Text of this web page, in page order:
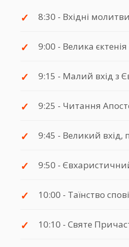
8:30 - Вхідні молитви
9:00 - Велика
9:15 - Малий вхід з
9:25 - Читання
9:45 - Великий вхід,
9:50 -
10:00 - Таїнство
10:10 - Святе